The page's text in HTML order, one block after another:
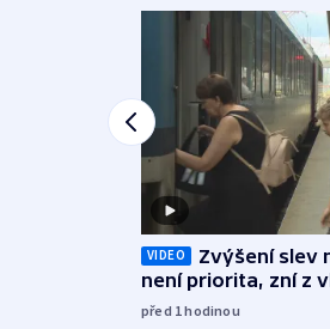
VIDEO
Zvýšení slev
není priorita, zní z
před 1hodinou